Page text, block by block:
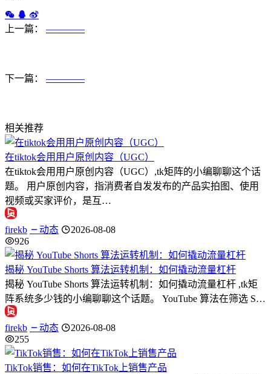
上一篇： ————
下一篇： ————
相关推荐
在tiktok会用用户原创内容（UGC）
在tiktok会用用户原创内容（UGC）,tk矩阵的小编聊聊这个话
题。 用户原创内容，指消费者自发发布的产品实拍图、使用
视频或买家评价，是互…
firekb 动态
2026-08-08
926
揭秘 YouTube Shorts 算法运转机制：如何撬动流量杠杆
揭秘 YouTube Shorts 算法运转机制：如何撬动流量杠杆 ,tk矩
阵系统多少钱的小编聊聊这个话题。 YouTube 算法在筛选 S…
firekb 动态
2026-08-08
255
TikTok销售：如何在TikTok上销售产品